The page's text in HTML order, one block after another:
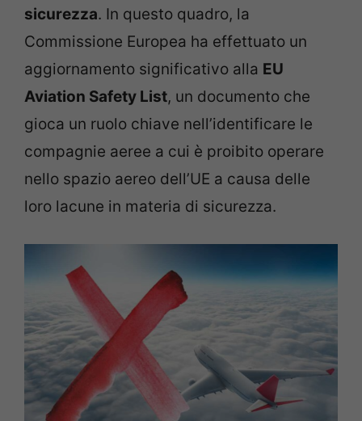
sicurezza. In questo quadro, la
Commissione Europea ha effettuato un
aggiornamento significativo alla EU
Aviation Safety List, un documento che
gioca un ruolo chiave nell’identificare le
compagnie aeree a cui è proibito operare
nello spazio aereo dell’UE a causa delle
loro lacune in materia di sicurezza.